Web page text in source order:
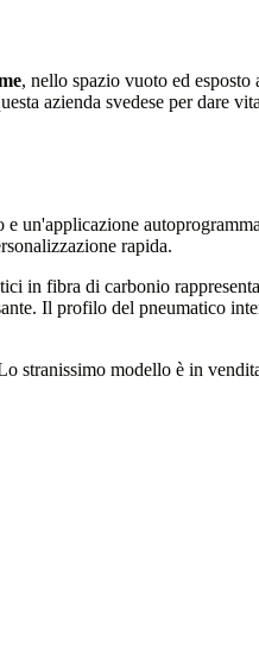
, nello spazio vuoto ed esposto
azienda svedese per dare
un'applicazione
rapida.
in fibra di carbonio
Il profilo del pneumatico
modello è in